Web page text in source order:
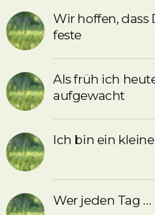
Wir hoffen, dass
feste
Als früh ich
aufgewacht
Ich bin ein
Wer jeden Tag …